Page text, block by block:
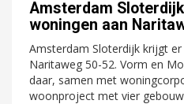
Amsterdam
woningen aan
Amsterdam Sloterdijk krijgt
Naritaweg 50-52. Vorm en
daar, samen met
woonproject met vier